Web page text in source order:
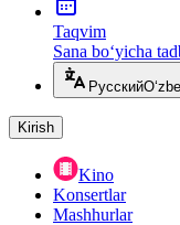
Taqvim
Sana bo‘yicha
Русский
Kirish
Kino
Konsertlar
Mashhurlar